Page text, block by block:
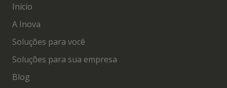
Início
A Inova
Soluções para você
Soluções para sua empresa
Blog